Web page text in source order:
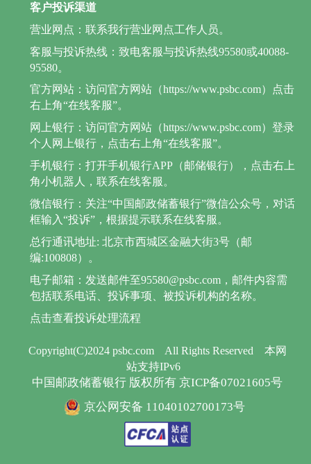
Copyright(C)2024 psbc.com All Rights Reserved
本网
站支持IPv6
中国邮政储蓄银行 版权所有 京ICP备07021605号
京公网安备 11040102700173号
客户投诉渠道
营业网点：联系我行营业网点工作人员。
客服与投诉热线：致电客服与投诉热线95580或40088-
95580。
官方网站：访问官方网站（https://www.psbc.com）点击
右上角“在线客服”。
网上银行：访问官方网站（https://www.psbc.com）登录
个人网上银行，点击右上角“在线客服”。
手机银行：打开手机银行APP（邮储银行），点击右上
角小机器人，联系在线客服。
微信银行：关注“中国邮政储蓄银行”微信公众号，对话
框输入“投诉”，根据提示联系在线客服。
总行通讯地址: 北京市西城区金融大街3号（邮
编:100808）。
电子邮箱：发送邮件至95580@psbc.com，邮件内容需
包括联系电话、投诉事项、被投诉机构的名称。
点击查看投诉处理流程